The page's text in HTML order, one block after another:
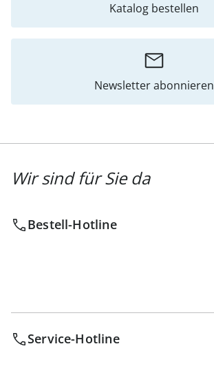
Katalog bestellen
Newsletter abonnieren
Wir sind für Sie da
Bestell-Hotline
Service-Hotline